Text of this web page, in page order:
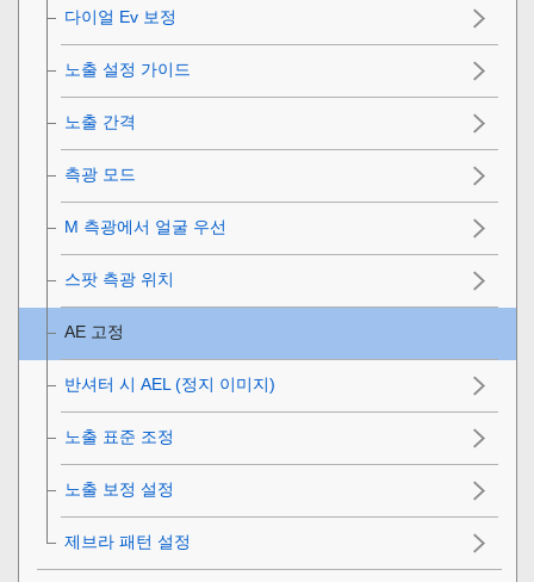
다이얼 Ev 보정
노출 설정 가이드
노출 간격
측광 모드
M 측광에서 얼굴 우선
스팟 측광 위치
AE 고정
반셔터 시 AEL (정지 이미지)
노출 표준 조정
노출 보정 설정
제브라 패턴 설정